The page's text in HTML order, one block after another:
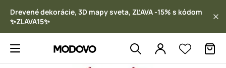
Drevené dekorácie, 3D mapy sveta, ZĽAVA -15% s kódom
✨ZLAVA15✨